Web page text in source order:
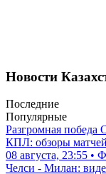
Новости
Последние
Популярные
Разгромная победа
КПЛ: обзоры
08 августа, 23:55 •
Челси - Милан: